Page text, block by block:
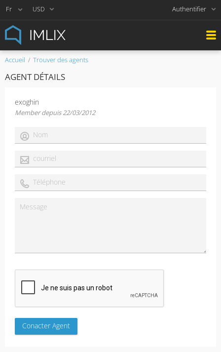
USD Authentifier
Accueil Trouver des agents
AGENT DÉTAILS
exoghin
Member depuis 22/03/2012